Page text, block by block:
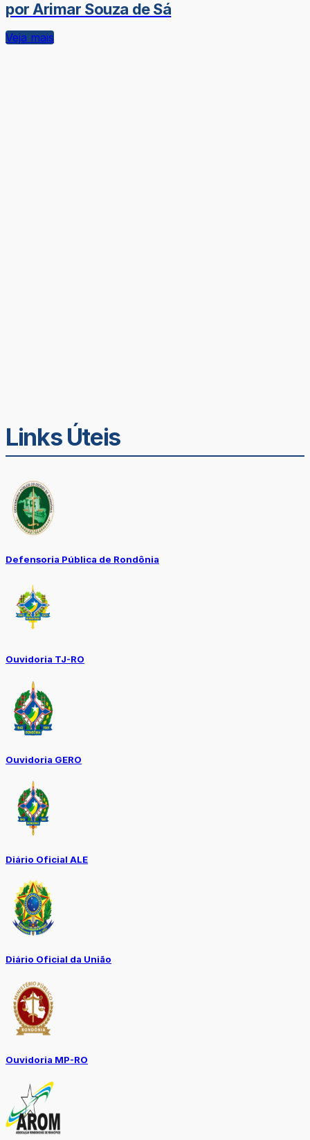
por Arimar Souza de Sá
Veja mais
Links Úteis
Defensoria Pública de Rondônia
Ouvidoria TJ-RO
Ouvidoria GERO
Diário Oficial ALE
Diário Oficial da União
Ouvidoria MP-RO